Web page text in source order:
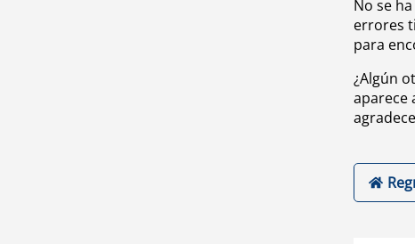
No se
errores
para
¿Algún
aparece